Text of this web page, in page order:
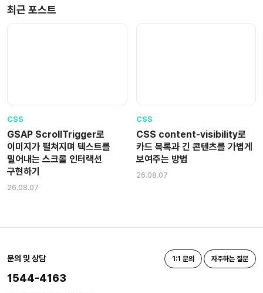
최근 포스트
CSS
GSAP ScrollTrigger로
이미지가 펼쳐지며 텍스트를
밀어내는 스크롤 인터랙션
구현하기
26.08.07
CSS
CSS content-visibility로
카드 목록과 긴 콘텐츠를 가볍게
보여주는 방법
26.08.07
문의 및 상담
1544-4163
1:1 문의 자주하는 질문